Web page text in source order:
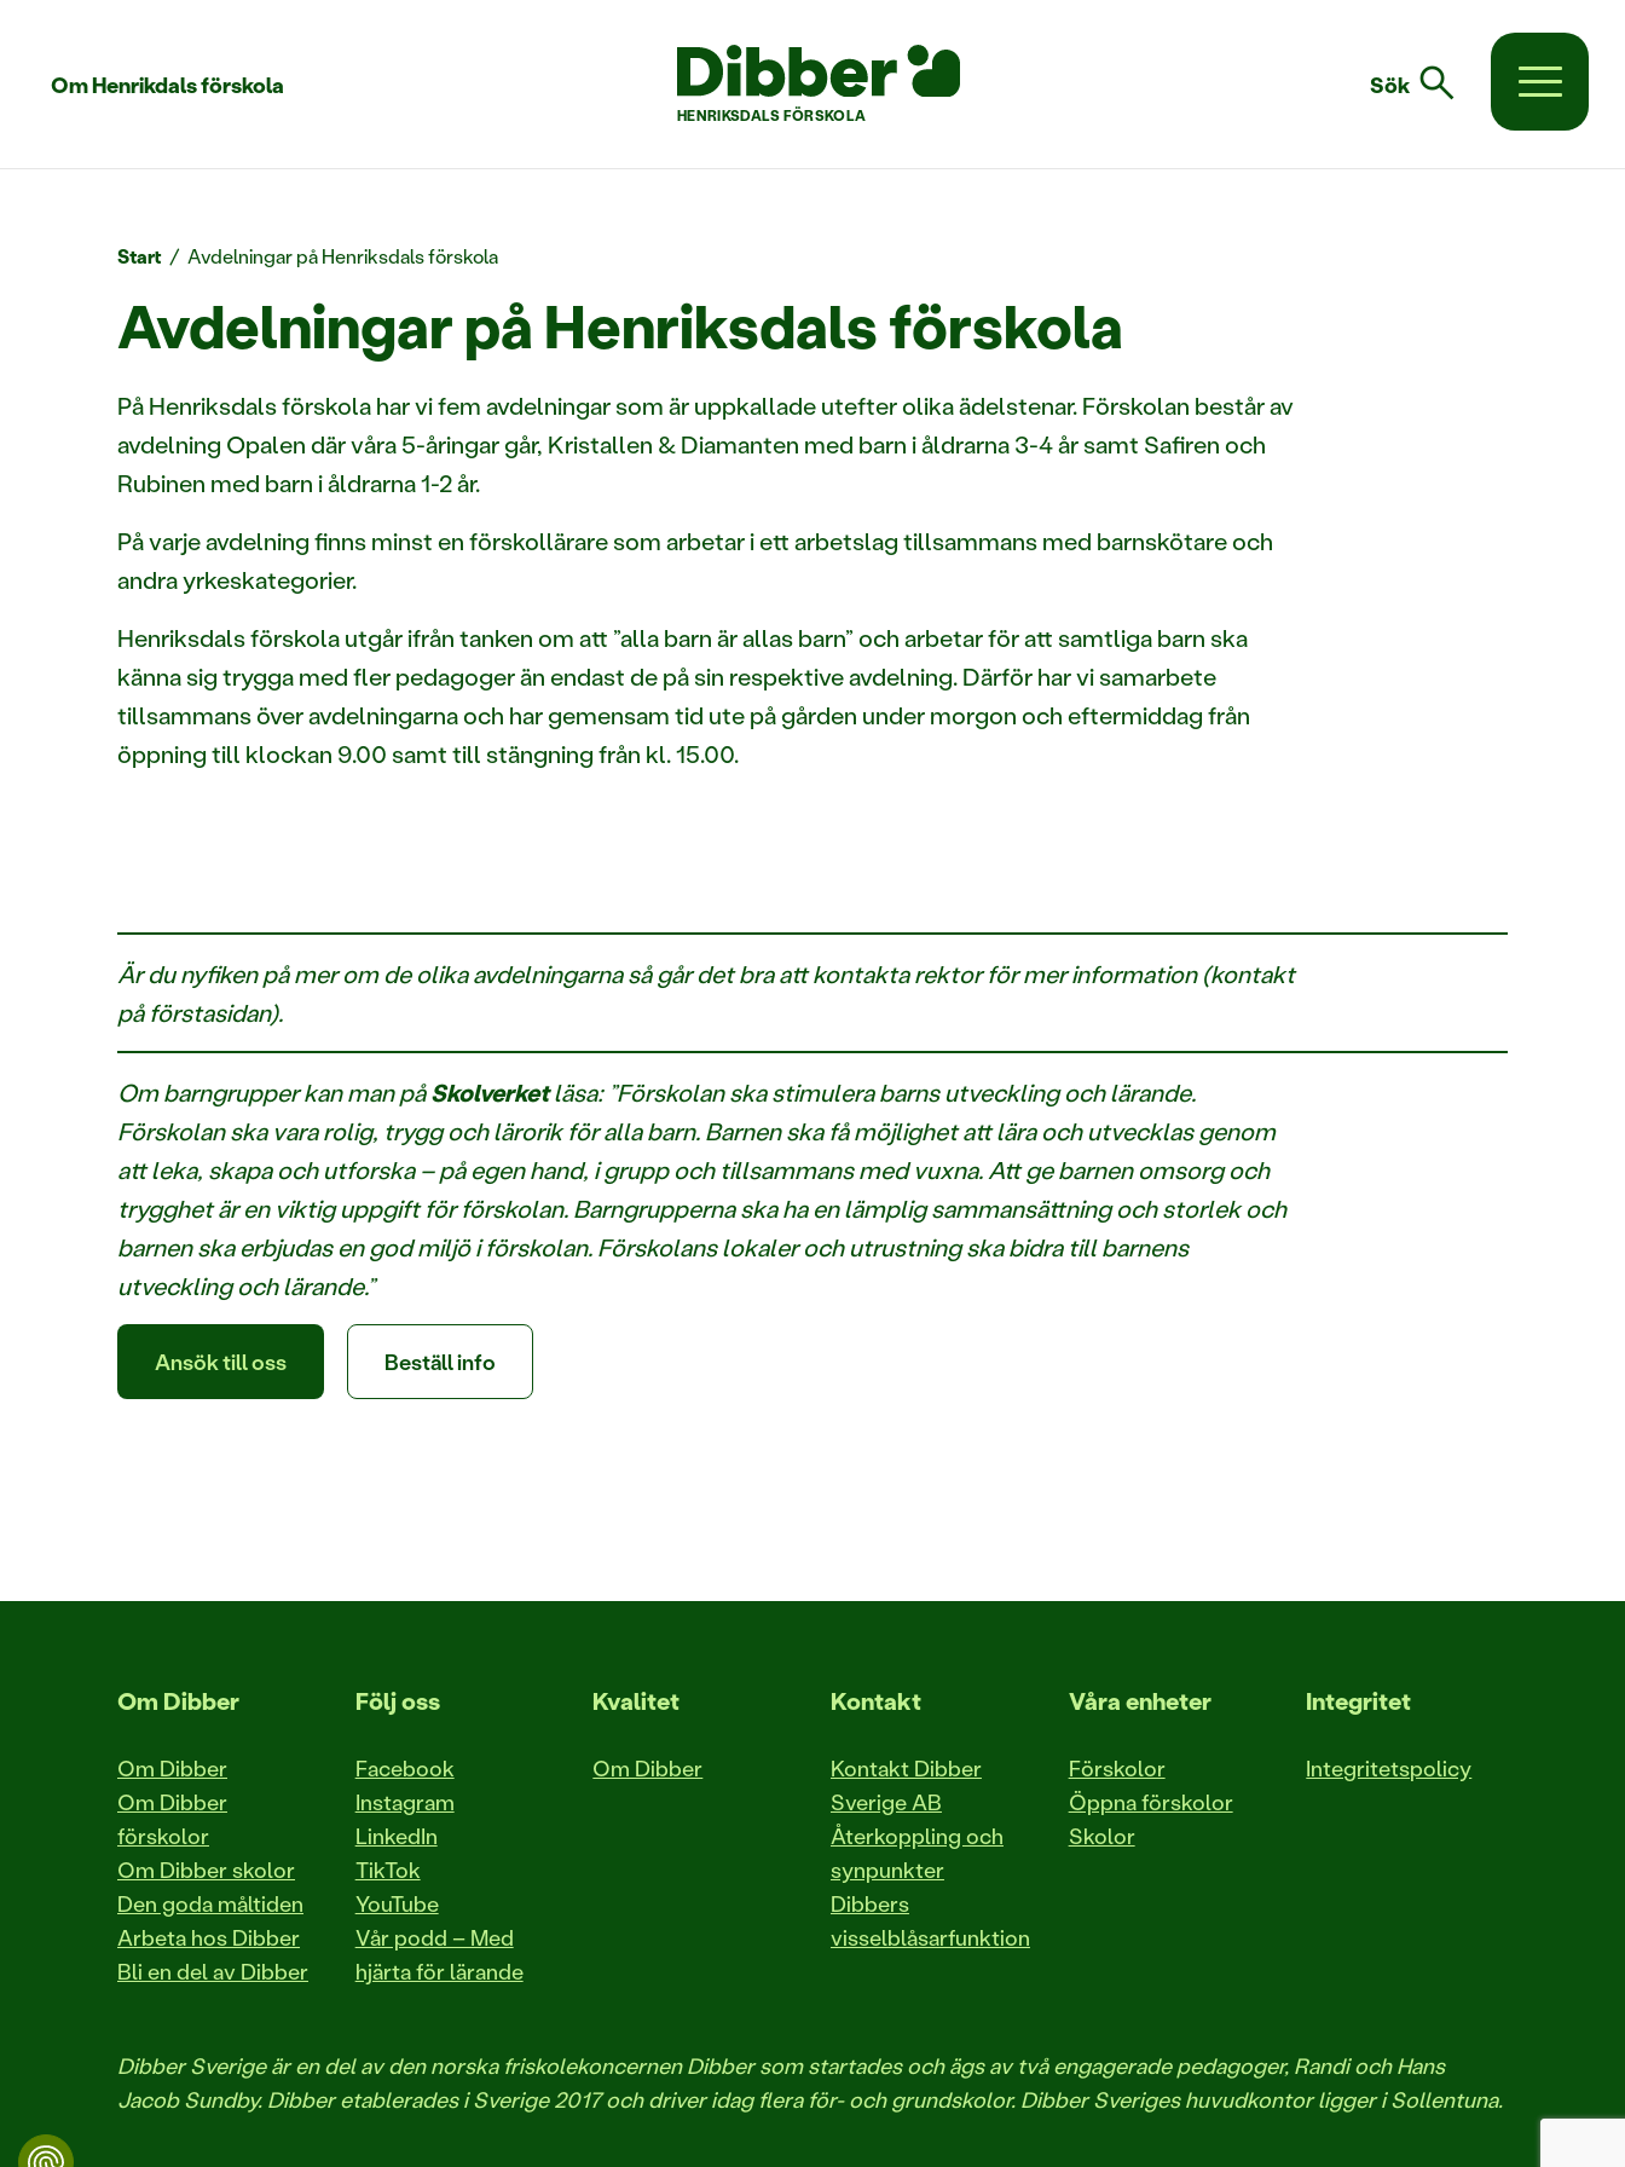
Om Henrikdals förskola
HENRIKSDALS FÖRSKOLA
Sök search
Start / Avdelningar på Henriksdals förskola
Avdelningar på Henriksdals förskola
På Henriksdals förskola har vi fem avdelningar som är uppkallade utefter olika ädelstenar. Förskolan består av
avdelning Opalen där våra 5-åringar går, Kristallen & Diamanten med barn i åldrarna 3-4 år samt Safiren och
Rubinen med barn i åldrarna 1-2 år.
På varje avdelning finns minst en förskollärare som arbetar i ett arbetslag tillsammans med barnskötare och
andra yrkeskategorier.
Henriksdals förskola utgår ifrån tanken om att ”alla barn är allas barn” och arbetar för att samtliga barn ska
känna sig trygga med fler pedagoger än endast de på sin respektive avdelning. Därför har vi samarbete
tillsammans över avdelningarna och har gemensam tid ute på gården under morgon och eftermiddag från
öppning till klockan 9.00 samt till stängning från kl. 15.00.
Är du nyfiken på mer om de olika avdelningarna så går det bra att kontakta rektor för mer information (kontakt
på förstasidan).
Om barngrupper kan man påSkolverketläsa: ”Förskolan ska stimulera barns utveckling och lärande.
Förskolan ska vara rolig, trygg och lärorik för alla barn. Barnen ska få möjlighet att lära och utvecklas genom
att leka, skapa och utforska – på egen hand, i grupp och tillsammans med vuxna. Att ge barnen omsorg och
trygghet är en viktig uppgift för förskolan. Barngrupperna ska ha en lämplig sammansättning och storlek och
barnen ska erbjudas en god miljö i förskolan. Förskolans lokaler och utrustning ska bidra till barnens
utveckling och lärande.”
Ansök till oss Beställ info
Om Dibber
Om Dibber
Om Dibber
förskolor
Om Dibber skolor
Den goda måltiden
Arbeta hos Dibber
Bli en del av Dibber
Följ oss
Facebook
Instagram
LinkedIn
TikTok
YouTube
Vår podd – Med
hjärta för lärande
Kvalitet
Om Dibber
Kontakt
Kontakt Dibber
Sverige AB
Återkoppling och
synpunkter
Dibbers
visselblåsarfunktion
Våra enheter
Förskolor
Öppna förskolor
Skolor
Integritet
Integritetspolicy
Dibber Sverige är en del av den norska friskolekoncernen Dibber som startades och ägs av två engagerade pedagoger, Randi och Hans
Jacob Sundby. Dibber etablerades i Sverige 2017 och driver idag flera för- och grundskolor. Dibber Sveriges huvudkontor ligger i Sollentuna.